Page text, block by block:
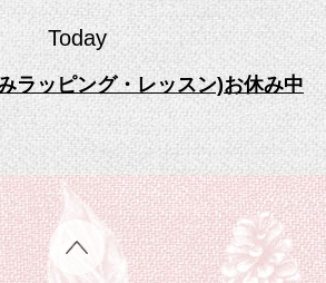
Today
ラッピング・レッスン)お休み中